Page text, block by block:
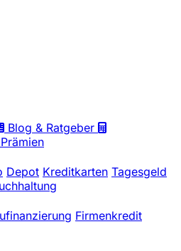
Blog & Ratgeber
Depot Kreditkarten Tagesgeld
Firmenkredit